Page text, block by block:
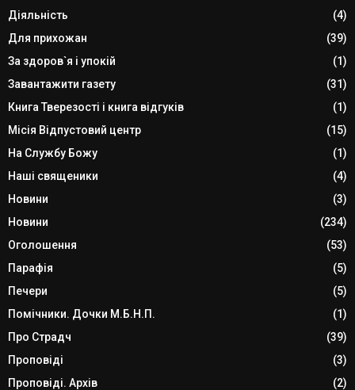
Діяльність
(4)
Для прихожан
(39)
За здоров`я і упокій
(1)
Завантажити газету
(31)
Книга Тверезості і книга відгуків
(1)
Місія Відпустовий центр
(15)
На Службу Божу
(1)
Наші священики
(4)
Новини
(3)
Новини
(234)
Оголошення
(53)
Парафія
(5)
Печери
(5)
Помічники. Дочки М.Б.Н.П.
(1)
Про Страдч
(39)
Проповіді
(3)
Проповіді. Архів
(2)